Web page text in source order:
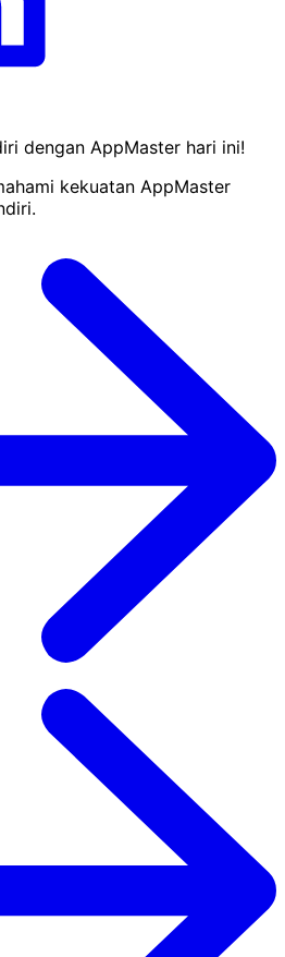
dengan AppMaster hari ini!
kekuatan AppMaster